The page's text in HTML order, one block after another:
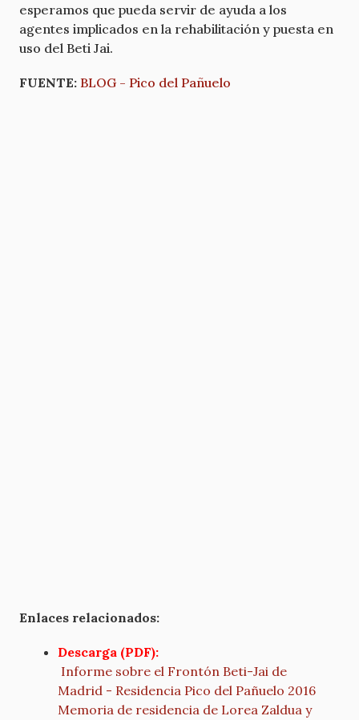
esperamos que pueda servir de ayuda a los
agentes implicados en la rehabilitación y puesta en
uso del Beti Jai.
FUENTE: BLOG - Pico del Pañuelo
Enlaces relacionados:
Descarga (PDF):
Informe sobre el Frontón Beti-Jai de
Madrid - Residencia Pico del Pañuelo 2016
Memoria de residencia de Lorea Zaldua y